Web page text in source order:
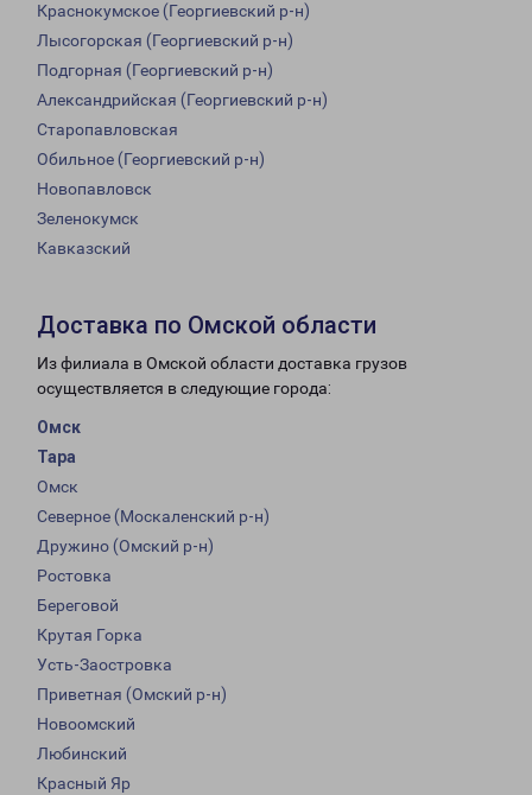
Краснокумское (Георгиевский р-н)
Лысогорская (Георгиевский р-н)
Подгорная (Георгиевский р-н)
Александрийская (Георгиевский р-н)
Старопавловская
Обильное (Георгиевский р-н)
Новопавловск
Зеленокумск
Кавказский
Доставка по Омской области
Из филиала в Омской области доставка грузов
осуществляется в следующие города:
Омск
Тара
Омск
Северное (Москаленский р-н)
Дружино (Омский р-н)
Ростовка
Береговой
Крутая Горка
Усть-Заостровка
Приветная (Омский р-н)
Новоомский
Любинский
Красный Яр